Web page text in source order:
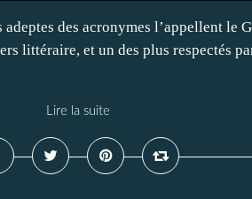
des acronymes l’appellent le
littéraire, et un des plus respectés
Lire la suite